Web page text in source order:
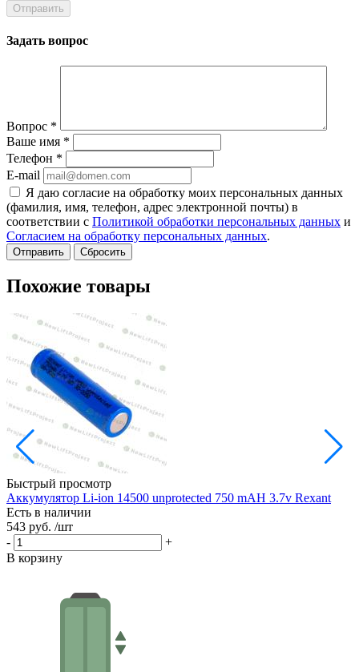
Задать вопрос
Вопрос *
Ваше имя *
Телефон *
E-mail
Я даю согласие на обработку моих персональных данных
(фамилия, имя, телефон, адрес электронной почты) в
соответствии с Политикой обработки персональных данных и
Согласием на обработку персональных данных.
Сбросить
Похожие товары
Быстрый просмотр
Аккумулятор Li-ion 14500 unprotected 750 mAH 3.7v Rexant
Есть в наличии
543 руб. /шт
-
+
В корзину